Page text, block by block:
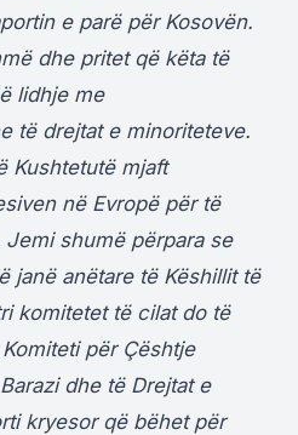
e parë për Kosovën.
dhe pritet që këta të
lidhje me
të drejtat e minoriteteve.
Kushtetutë mjaft
në Evropë për të
shumë përpara se
janë anëtare të Këshillit të
komitetet të cilat do të
për Çështje
dhe të Drejtat e
kryesor që bëhet për